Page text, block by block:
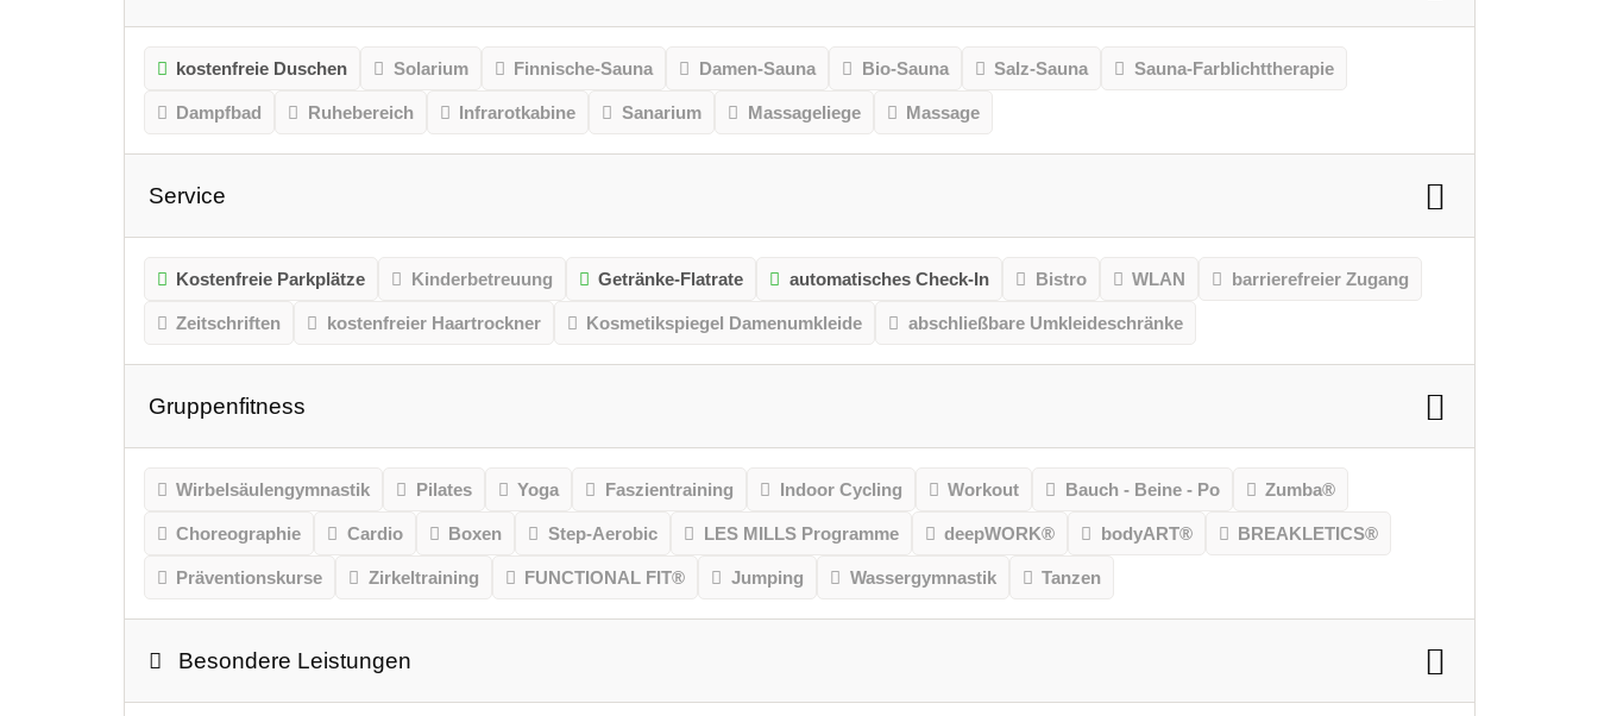
kostenfreie Duschen Solarium Finnische-Sauna Damen-Sauna Bio-Sauna Salz-Sauna Sauna-Farblichttherapie
Dampfbad Ruhebereich Infrarotkabine Sanarium Massageliege Massage
Service
Kostenfreie Parkplätze Kinderbetreuung Getränke-Flatrate automatisches Check-In Bistro WLAN barrierefreier Zugang
Zeitschriften kostenfreier Haartrockner Kosmetikspiegel Damenumkleide abschließbare Umkleideschränke
Gruppenfitness
Wirbelsäulengymnastik Pilates Yoga Faszientraining Indoor Cycling Workout Bauch - Beine - Po Zumba®
Choreographie Cardio Boxen Step-Aerobic LES MILLS Programme deepWORK® bodyART® BREAKLETICS®
Präventionskurse Zirkeltraining FUNCTIONAL FIT® Jumping Wassergymnastik Tanzen
Besondere Leistungen